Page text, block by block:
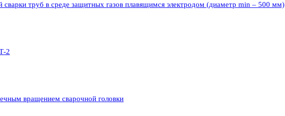
сварки труб в среде защитных газов плавящимся электродом (диаметр min – 500 мм)
2
вращением сварочной головки